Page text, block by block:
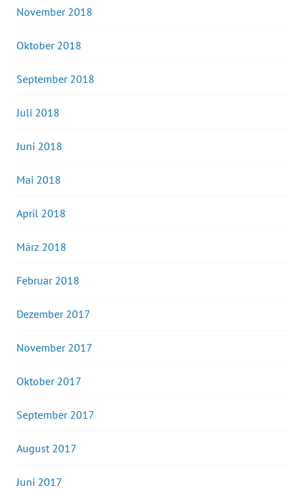
November 2018
Oktober 2018
September 2018
Juli 2018
Juni 2018
Mai 2018
April 2018
März 2018
Februar 2018
Dezember 2017
November 2017
Oktober 2017
September 2017
August 2017
Juni 2017